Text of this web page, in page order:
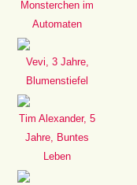
Monsterchen im
Automaten
Vevi, 3 Jahre,
Blumenstiefel
Tim Alexander, 5
Jahre, Buntes
Leben